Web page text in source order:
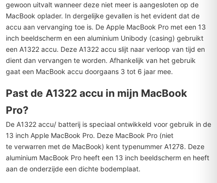
gewoon uitvalt wanneer deze niet meer is aangesloten op de
MacBook oplader. In dergelijke gevallen is het evident dat de
accu aan vervanging toe is. De Apple MacBook Pro met een 13
inch beeldscherm en een aluminium Unibody (casing) gebruikt
een A1322 accu. Deze A1322 accu slijt naar verloop van tijd en
dient dan vervangen te worden. Afhankelijk van het gebruik
gaat een MacBook accu doorgaans 3 tot 6 jaar mee.
Past de A1322 accu in mijn MacBook
Pro?
De A1322 accu/ batterij is speciaal ontwikkeld voor gebruik in de
13 inch Apple MacBook Pro. Deze MacBook Pro (niet
te verwarren met de MacBook) kent typenummer A1278. Deze
aluminium MacBook Pro heeft een 13 inch beeldscherm en heeft
aan de onderzijde een dichte bodemplaat.